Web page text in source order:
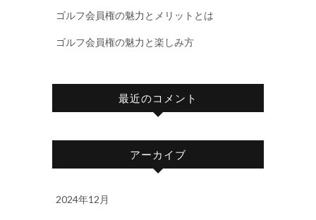
ゴルフ会員権の魅力とメリットとは
ゴルフ会員権の魅力と楽しみ方
最近のコメント
アーカイブ
2024年12月